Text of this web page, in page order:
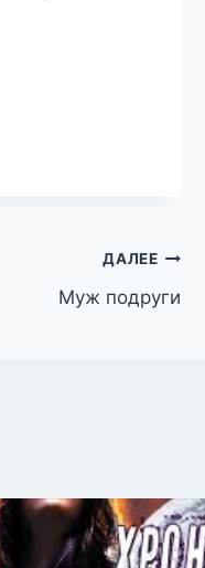
ДАЛЕЕ
Муж подруги